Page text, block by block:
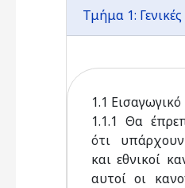
Τμήμα 1:
1.1
1.1.1 Θα
ότι υπάρχουν
και εθνικοί
αυτοί οι